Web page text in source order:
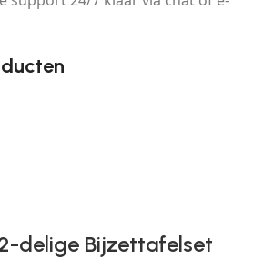
delige Bijzettafelset